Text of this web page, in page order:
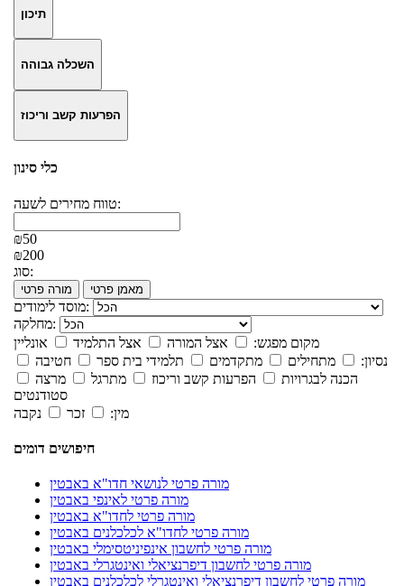
תיכון
השכלה גבוהה
הפרעות קשב וריכוז
כלי סינון
טווח מחירים לשעה:
₪50
₪200
סוג:
מורה פרטי מאמן פרטי
מוסד לימודים:
מחלקה:
מקום מפגש:
אצל המורה אצל התלמיד
אונליין
נסיון:
מתחילים מתקדמים תלמידי בית ספר
חטיבה
הכנה לבגרויות
הפרעות קשב וריכוז מתרגל
מרצה
סטודנטים
מין:
זכר נקבה
חיפושים דומים
מורה פרטי לנושאי חדו"א באבטין
מורה פרטי לאינפי באבטין
מורה פרטי לחדו"א באבטין
מורה פרטי לחדו"א לכלכלנים באבטין
מורה פרטי לחשבון אינפיניטסימלי באבטין
מורה פרטי לחשבון דיפרנציאלי ואינטגרלי באבטין
מורה פרטי לחשבון דיפרנציאלי ואינטגרלי לכלכלנים באבטין